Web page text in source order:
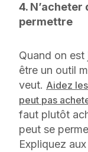
4. N’acheter
permettre
Quand on
être un outil
veut. Aidez
peut pas
faut plutôt
peut se
Expliquez